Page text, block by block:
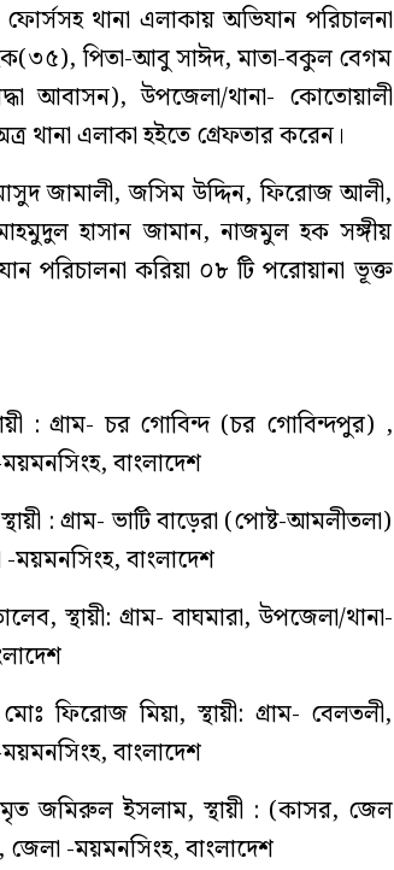
থানা এলাকায় অভিযান পরিচালনা
পিতা-আবু সাঈদ, মাতা-বকুল বেগম
আবাসন), উপজেলা/থানা- কোতোয়ালী
থানা এলাকা হইতে গ্রেফতার করেন।
জামালী, জসিম উদ্দিন, ফিরোজ আলী,
হাসান জামান, নাজমুল হক সঙ্গীয়
পরিচালনা করিয়া ০৮ টি পরোয়ানা ভূক্ত
: গ্রাম- চর গোবিন্দ (চর গোবিন্দপুর) ,
বাংলাদেশ
: গ্রাম- ভাটি বাড়েরা (পোষ্ট-আমলীতলা)
বাংলাদেশ
স্থায়ী: গ্রাম- বাঘমারা, উপজেলা/থানা-
ফিরোজ মিয়া, স্থায়ী: গ্রাম- বেলতলী,
বাংলাদেশ
জমিরুল ইসলাম, স্থায়ী : (কাসর, জেল
-ময়মনসিংহ, বাংলাদেশ